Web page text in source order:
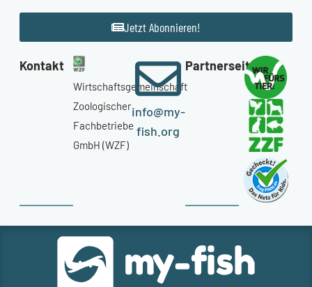
Jetzt Abonnieren!
Kontakt
Wirtschaftsgemeinschaft
Zoologischer
Fachbetriebe
GmbH (WZF)
info@my-
fish.org
Partnerseiten